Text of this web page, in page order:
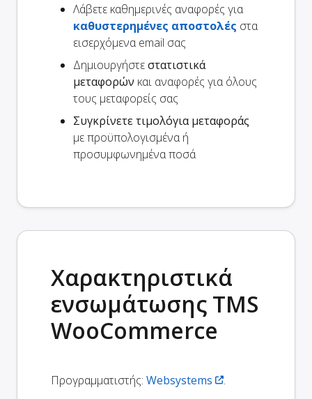
Λάβετε καθημερινές αναφορές για
καθυστερημένες αποστολές στα
εισερχόμενα email σας
Δημιουργήστεστατιστικά
μεταφορών και αναφορές για όλους
τους μεταφορείς σας
Συγκρίνετε τιμολόγια μεταφοράς
με προϋπολογισμένα ή
προσυμφωνημένα ποσά
Χαρακτηριστικά
ενσωμάτωσης TMS
WooCommerce
Προγραμματιστής: Websystems
.